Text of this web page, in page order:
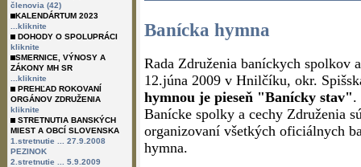
členovia (42)
KALENDÁRTUM 2023
...kliknite
DOHODY O SPOLUPRÁCI
kliknite
SMERNICE, VÝNOSY A
ZÁKONY MH SR
...kliknite
PREHĽAD ROKOVANÍ
ORGÁNOV ZDRUŽENIA
kliknite
STRETNUTIA BANSKÝCH
MIEST A OBCÍ SLOVENSKA
1.stretnutie ... 27.9.2008
PEZINOK
2.stretnutie ... 5.9.2009
Banícka hymna
Rada Združenia baníckych spolkov
12.júna 2009 v Hnilčíku, okr.
hymnou je pieseň "Banícky stav".
Banícke spolky a cechy Združenia
organizovaní všetkých oficiálnych
hymna.